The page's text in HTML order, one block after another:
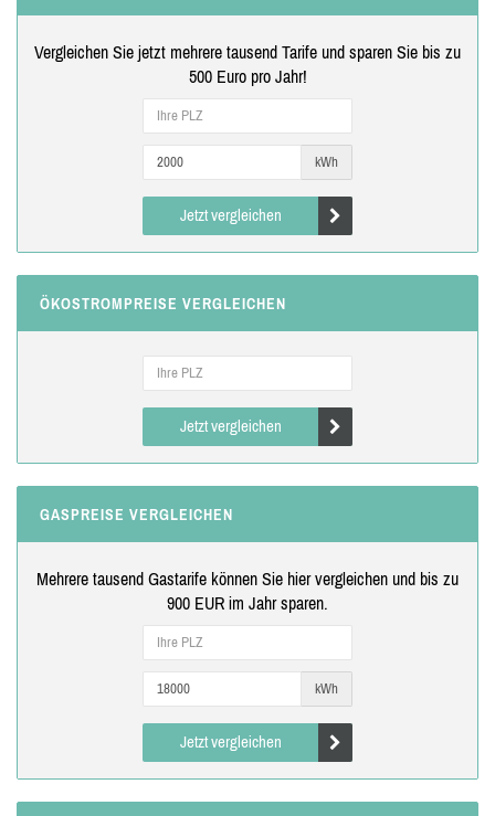
Vergleichen Sie jetzt mehrere tausend Tarife und sparen Sie bis zu
500 Euro pro Jahr!
kWh
Jetzt vergleichen
ÖKOSTROMPREISE VERGLEICHEN
Jetzt vergleichen
GASPREISE VERGLEICHEN
Mehrere tausend Gastarife können Sie hier vergleichen und bis zu
900 EUR im Jahr sparen.
kWh
Jetzt vergleichen